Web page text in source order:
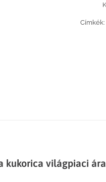
Címkék:
kukorica világpiaci ára